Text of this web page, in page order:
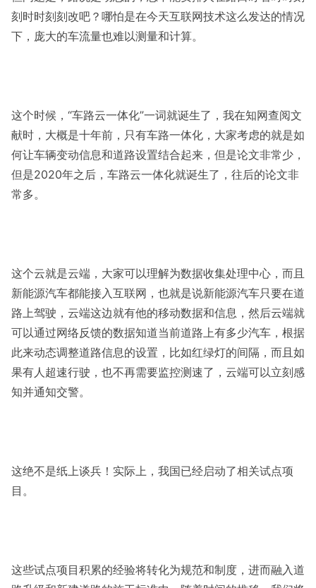
刻时时刻刻改吧？哪怕是在今天互联网技术这么发达的情况
下，庞大的车流量也难以测量和计算。
这个时候，“车路云一体化”一词就诞生了，我在知网查阅文
献时，大概是十年前，只有车路一体化，大家考虑的就是如
何让车辆变动信息和道路设置结合起来，但是论文非常少，
但是2020年之后，车路云一体化就诞生了，往后的论文非
常多。
这个云就是云端，大家可以理解为数据收集处理中心，而且
新能源汽车都能接入互联网，也就是说新能源汽车只要在道
路上驾驶，云端这边就有他的移动数据和信息，然后云端就
可以通过网络反馈的数据知道当前道路上有多少汽车，根据
此来动态调整道路信息的设置，比如红绿灯的间隔，而且如
果有人超速行驶，也不再需要监控测速了，云端可以立刻感
知并通知交警。
这绝不是纸上谈兵！实际上，我国已经启动了相关试点项
目。
这些试点项目积累的经验将转化为规范和制度，进而融入道